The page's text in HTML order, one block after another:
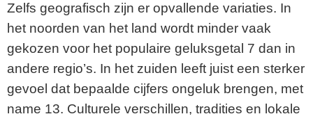
Zelfs geografisch zijn er opvallende variaties. In
het noorden van het land wordt minder vaak
gekozen voor het populaire geluksgetal 7 dan in
andere regio’s. In het zuiden leeft juist een sterker
gevoel dat bepaalde cijfers ongeluk brengen, met
name 13. Culturele verschillen, tradities en lokale